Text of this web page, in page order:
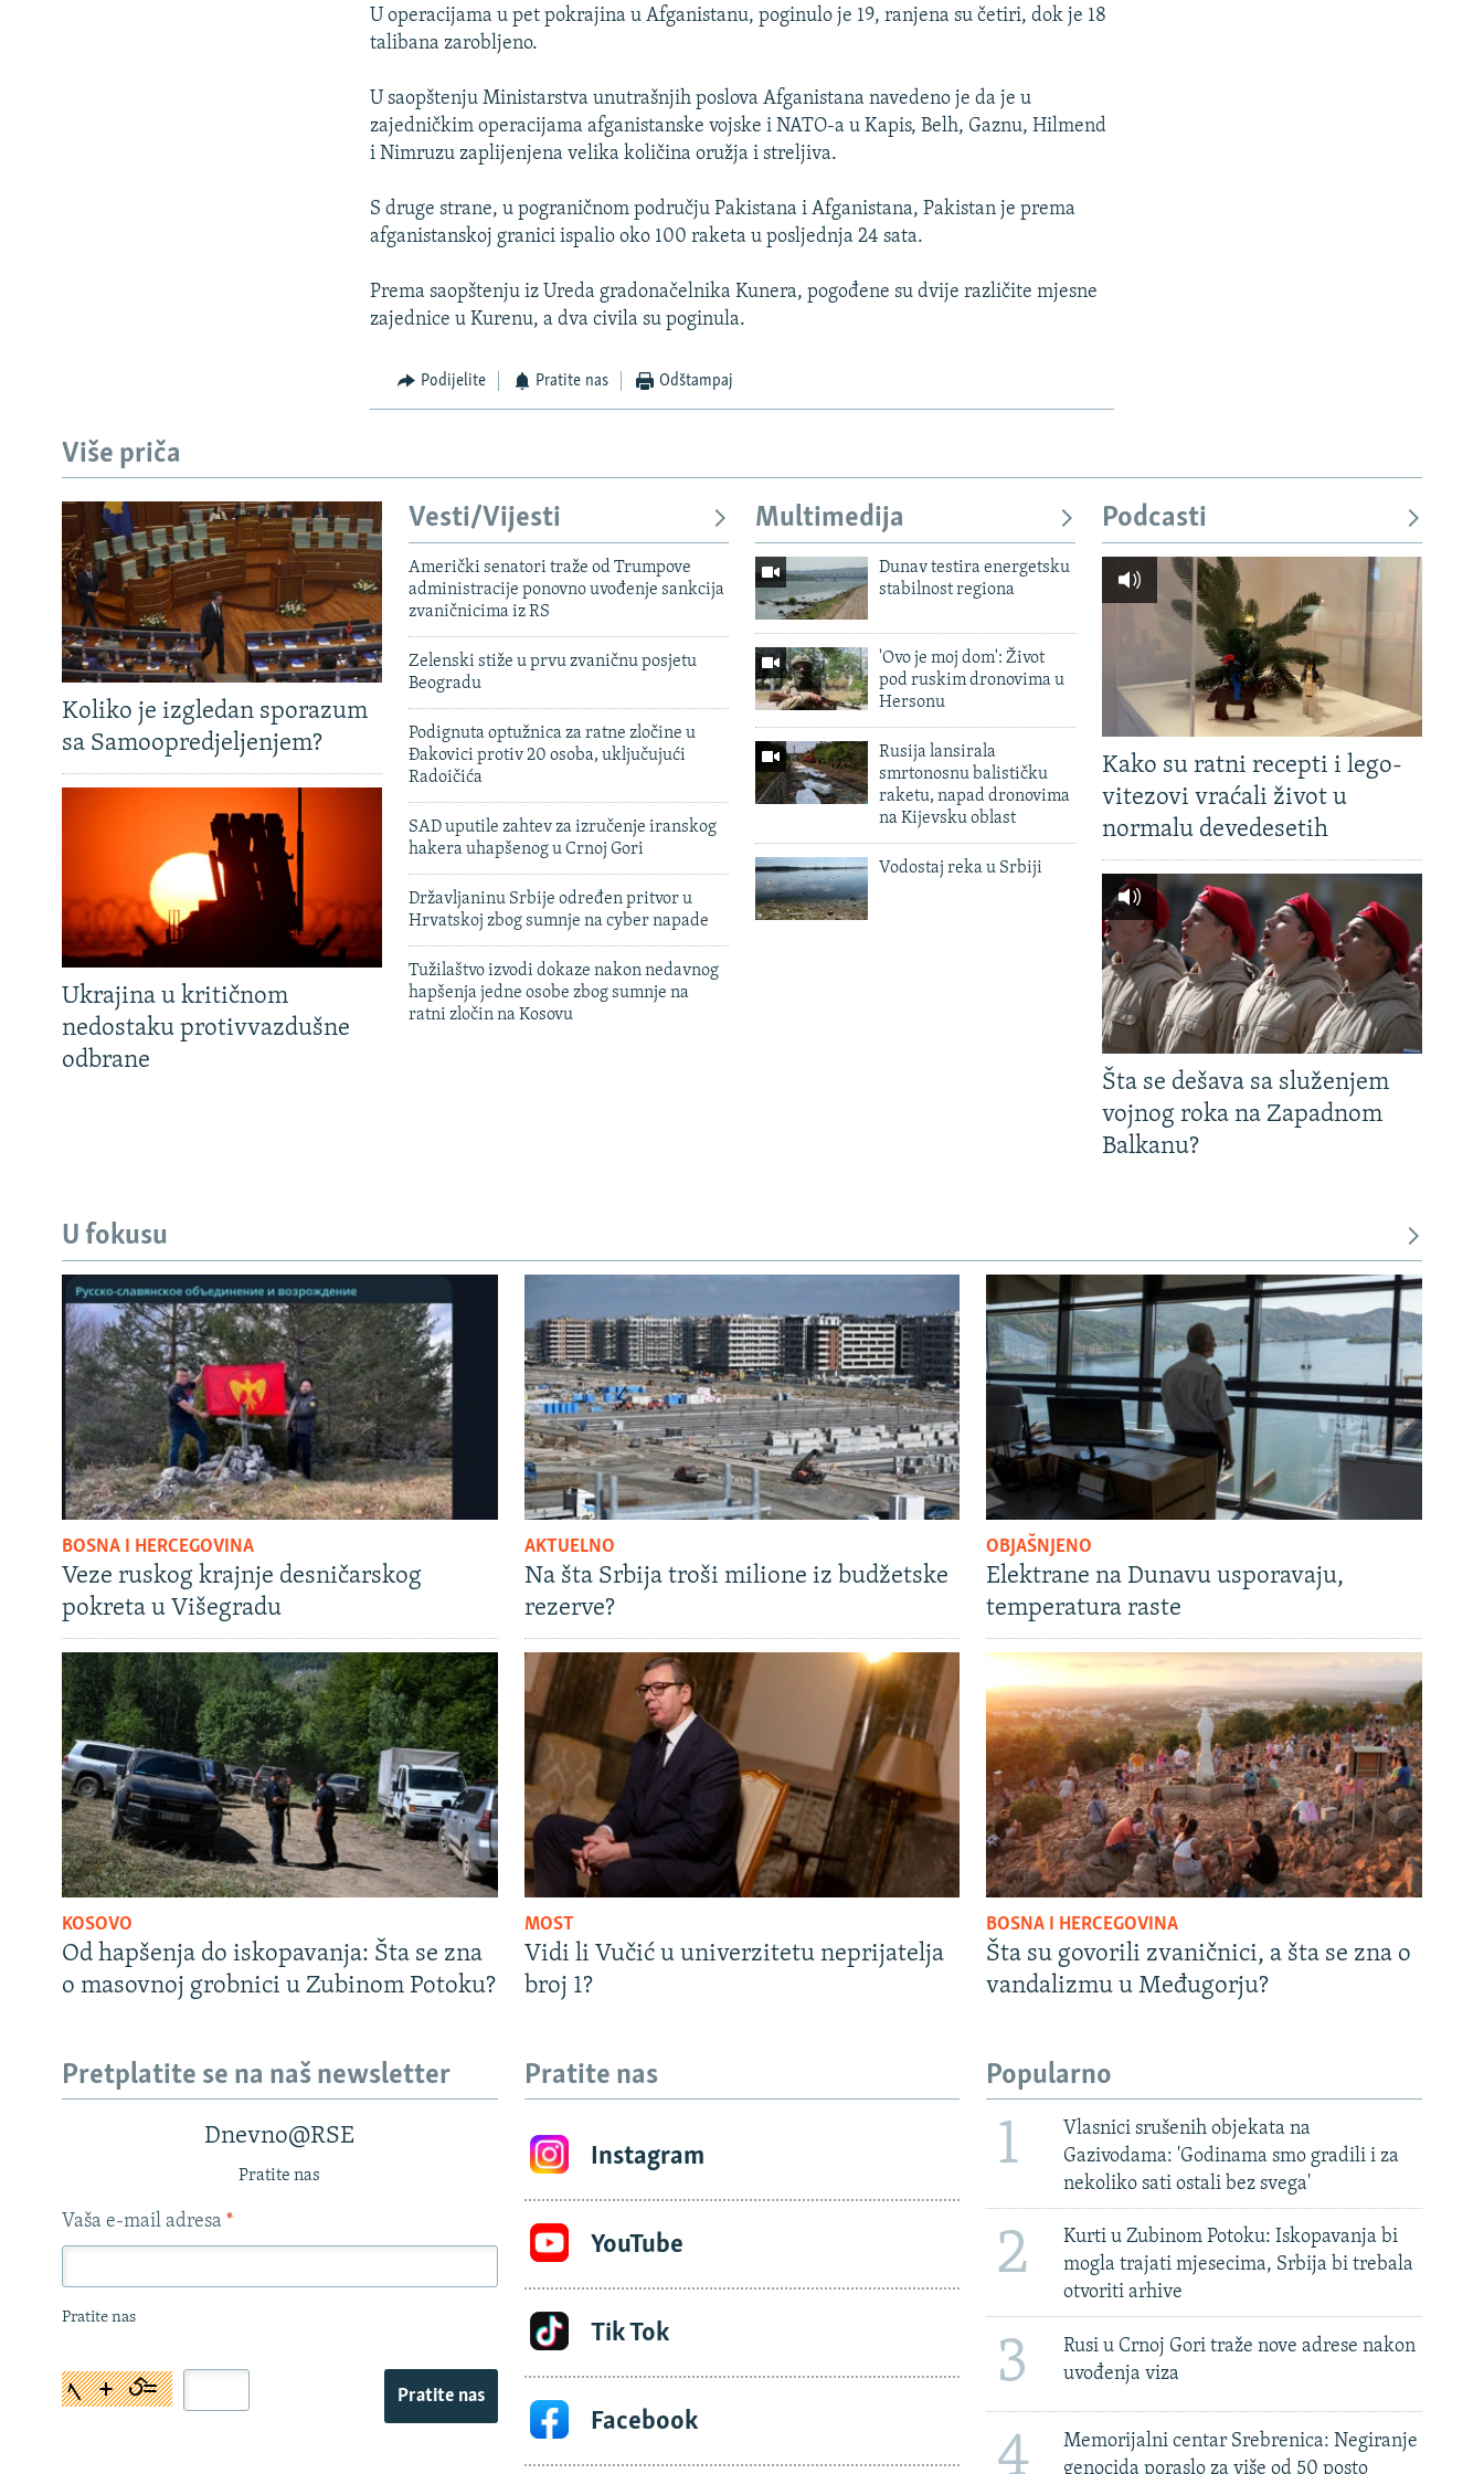
NASTANAK I RASPAD JUGOSLAVIJE
U operacijama u pet pokrajina u Afganistanu, poginulo je 19, ranjena su četiri, dok je 18
talibana zarobljeno.
U saopštenju Ministarstva unutrašnjih poslova Afganistana navedeno je da je u
zajedničkim operacijama afganistanske vojske i NATO-a u Kapis, Belh, Gaznu, Hilmend
i Nimruzu zaplijenjena velika količina oružja i streljiva.
S druge strane, u pograničnom području Pakistana i Afganistana, Pakistan je prema
afganistanskoj granici ispalio oko 100 raketa u posljednja 24 sata.
Prema saopštenju iz Ureda gradonačelnika Kunera, pogođene su dvije različite mjesne
zajednice u Kurenu, a dva civila su poginula.
Podijelite Pratite nas Odštampaj
Više priča
Koliko je izgledan sporazum
sa Samoopredjeljenjem?
Ukrajina u kritičnom
nedostaku protivvazdušne
odbrane
Vesti/Vijesti
Američki senatori traže od Trumpove
administracije ponovno uvođenje sankcija
zvaničnicima iz RS
Zelenski stiže u prvu zvaničnu posjetu
Beogradu
Podignuta optužnica za ratne zločine u
Đakovici protiv 20 osoba, uključujući
Radoičića
SAD uputile zahtev za izručenje iranskog
hakera uhapšenog u Crnoj Gori
Državljaninu Srbije određen pritvor u
Hrvatskoj zbog sumnje na cyber napade
Tužilaštvo izvodi dokaze nakon nedavnog
hapšenja jedne osobe zbog sumnje na
ratni zločin na Kosovu
Multimedija
Dunav testira energetsku
stabilnost regiona
'Ovo je moj dom': Život
pod ruskim dronovima u
Hersonu
Rusija lansirala
smrtonosnu balističku
raketu, napad dronovima
na Kijevsku oblast
Vodostaj reka u Srbiji
Podcasti
Kako su ratni recepti i lego-
vitezovi vraćali život u
normalu devedesetih
Šta se dešava sa služenjem
vojnog roka na Zapadnom
Balkanu?
U fokusu
BOSNA I HERCEGOVINA
Veze ruskog krajnje desničarskog
pokreta u Višegradu
AKTUELNO
Na šta Srbija troši milione iz budžetske
rezerve?
OBJAŠNJENO
Elektrane na Dunavu usporavaju,
temperatura raste
KOSOVO
Od hapšenja do iskopavanja: Šta se zna
o masovnoj grobnici u Zubinom Potoku?
MOST
Vidi li Vučić u univerzitetu neprijatelja
broj 1?
BOSNA I HERCEGOVINA
Šta su govorili zvaničnici, a šta se zna o
vandalizmu u Međugorju?
Pretplatite se na naš newsletter
Dnevno@RSE
Pratite nas
Vaša e-mail adresa *
Pratite nas
Pratite nas
Pratite nas
Instagram
YouTube
Tik Tok
Facebook
Popularno
1
Vlasnici srušenih objekata na
Gazivodama: 'Godinama smo gradili i za
nekoliko sati ostali bez svega'
2
Kurti u Zubinom Potoku: Iskopavanja bi
mogla trajati mjesecima, Srbija bi trebala
otvoriti arhive
3
Rusi u Crnoj Gori traže nove adrese nakon
uvođenja viza
4
Memorijalni centar Srebrenica: Negiranje
genocida poraslo za više od 50 posto